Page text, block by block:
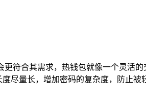
符合其需求，热钱包就像一个灵活
尽量长，增加密码的复杂度，防止